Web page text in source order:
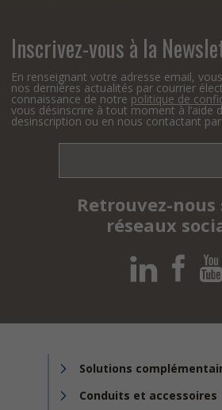
Inscrivez-vous à la
En renseignant votre adresse email,
nos dernières actualités par courrier
connaissance de notre politique de
vous désinscrire à tout moment à l’aide
desinscription ou en nous contactant
Retrouvez-nous
réseaux
Solutions
Conduits et accessoires